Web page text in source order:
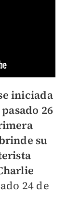
iniciada
26
su
24 de